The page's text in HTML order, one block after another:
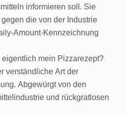
informieren soll. Sie
die von der Industrie
Amount-Kennzeichnung
mein Pizzarezept?
verständliche Art der
Abgewürgt von den
und rückgratlosen